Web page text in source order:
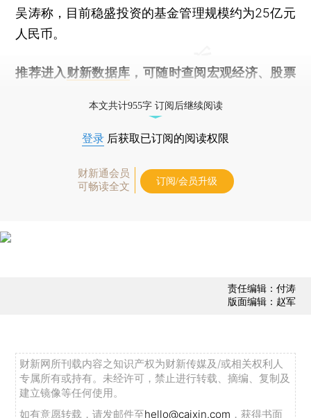
吴涛称，目前稳盛投资的基金管理规模约为25亿元
人民币。
推荐进入 财新数据库 ，可随时查阅宏观经济、股票
本文共计955字 订阅后继续阅读
登录 后获取已订阅的阅读权限
财新通会员
可畅读全文
订阅/会员升级
责任编辑：付涛
版面编辑：赵军
财新网所刊载内容之知识产权为财新传媒及/或相关权利人
专属所有或持有。未经许可，禁止进行转载、摘编、复制及
建立镜像等任何使用。
如有意愿转载，请发邮件至hello@caixin.com ，获得书面